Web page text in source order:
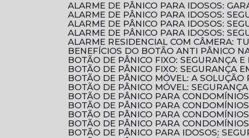
ALARME DE PÂNICO PARA IDOSOS:
ALARME DE PÂNICO PARA IDOSOS:
ALARME DE PÂNICO PARA IDOSOS:
ALARME DE PÂNICO PARA IDOSOS:
ALARME RESIDENCIAL COM CÂMERA:
BENEFÍCIOS DO BOTÃO ANTI PÂNICO
BOTÃO DE PÂNICO FIXO: SEGURANÇA
BOTÃO DE PÂNICO FIXO: SEGURANÇA
BOTÃO DE PÂNICO MÓVEL: A
BOTÃO DE PÂNICO MÓVEL:
BOTÃO DE PÂNICO PARA
BOTÃO DE PÂNICO PARA
BOTÃO DE PÂNICO PARA
BOTÃO DE PÂNICO PARA
BOTÃO DE PÂNICO PARA IDOSOS: